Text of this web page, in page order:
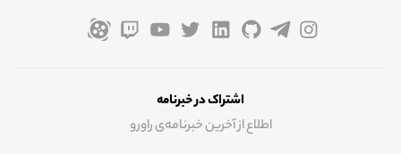
اشتراک در خبرنامه
اطلاع از آخرین خبرنامه‌ی راورو